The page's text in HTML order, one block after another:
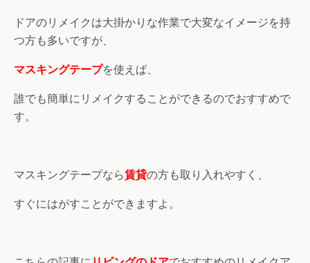
ドアのリメイクは大掛かりな作業で大変なイメージを持
つ方も多いですが、
マスキングテープを使えば、
誰でも簡単にリメイクすることができるのでおすすめで
す。
マスキングテープなら賃貸の方も取り入れやすく、
すぐにはがすことができますよ。